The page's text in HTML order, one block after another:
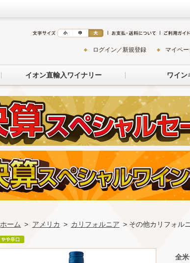
ログイン／新規登録 マイペー
イオン直輸入ワイナリー ワイン
ホーム > アメリカ > カリフォルニア > その他カリフォル
全